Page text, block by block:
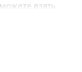
взять
Запросы